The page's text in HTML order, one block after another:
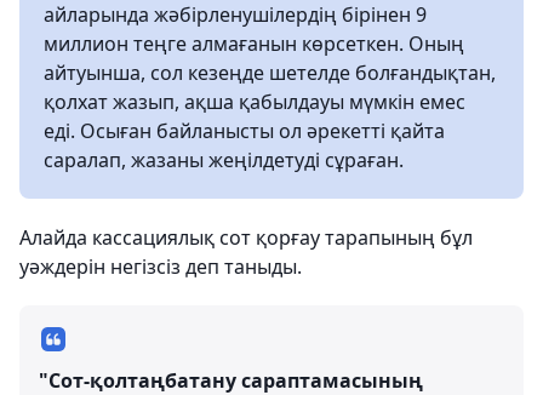
айларында жәбірленушілердің бірінен 9
миллион теңге алмағанын көрсеткен. Оның
айтуынша, сол кезеңде шетелде болғандықтан,
қолхат жазып, ақша қабылдауы мүмкін емес
еді. Осыған байланысты ол әрекетті қайта
саралап, жазаны жеңілдетуді сұраған.
Алайда кассациялық сот қорғау тарапының бұл
уәждерін негізсіз деп таныды.
"Сот-қолтаңбатану сараптамасының